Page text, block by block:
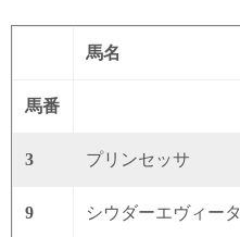
馬名
馬番
3 プリンセッサ
9 シウダーエヴィータ